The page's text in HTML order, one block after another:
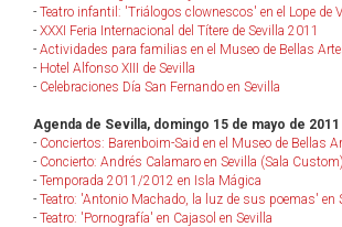
- Teatro infantil: 'Triálogos clownescos' en el Lope de
- XXXI Feria Internacional del Títere de Sevilla 2011
- Actividades para familias en el Museo de Bellas
- Hotel Alfonso XIII de Sevilla
- Celebraciones Día San Fernando en Sevilla
Agenda de Sevilla, domingo 15 de mayo de 2011
- Conciertos: Barenboim-Said en el Museo de Bellas
- Concierto: Andrés Calamaro en Sevilla (Sala Custom)
- Temporada 2011/2012 en Isla Mágica
- Teatro: 'Antonio Machado, la luz de sus poemas' en
- Teatro: 'Pornografía' en Cajasol en Sevilla